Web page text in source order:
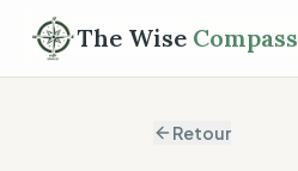
The Wise Compass
Retour